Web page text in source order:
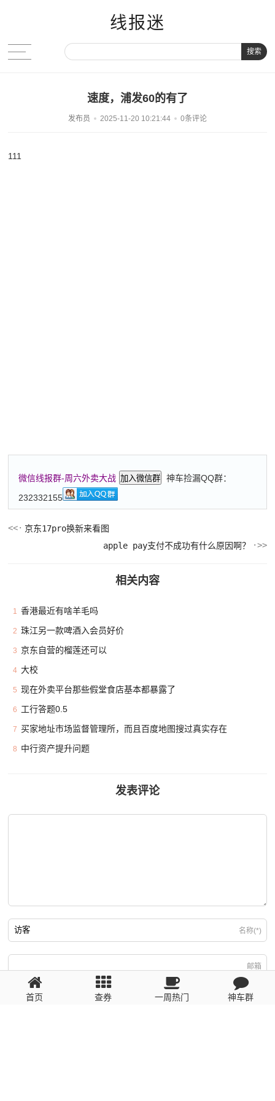
线报迷
搜索
速度，浦发60的有了
发布员 2025-11-20 10:21:44 0条评论
111
微信线报群-周六外卖大战 加入微信群
神车捡漏QQ群：
232332155
京东17pro换新来看图
apple pay支付不成功有什么原因啊？
相关内容
1 香港最近有啥羊毛吗
2 珠江另一款啤酒入会员好价
3 京东自营的榴莲还可以
4 大校
5 现在外卖平台那些假堂食店基本都暴露了
6 工行答题0.5
7 买家地址市场监督管理所，而且百度地图搜过真实存在
8 中行资产提升问题
发表评论
名称(*)
邮箱
回复需填写必要信息
首页 查券 一周热门 神车群